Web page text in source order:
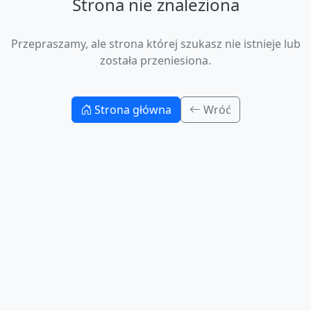
Przepraszamy, ale strona której szukasz nie istnieje lub
została przeniesiona.
Strona główna Wróć